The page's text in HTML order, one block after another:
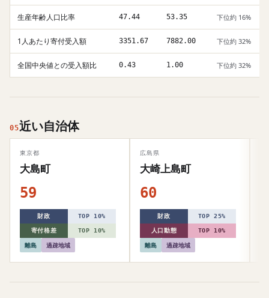
生産年齢人口比率 47.44 53.35 下位約 16%
1人あたり寄付受入額 3351.67 7882.00 下位約 32%
全国中央値との受入額比 0.43 1.00 下位約 32%
05近い自治体
東京都
大島町
59
財政 TOP 10%
寄付格差 TOP 10%
離島 過疎地域
広島県
大崎上島町
60
財政 TOP 25%
人口動態 TOP 10%
離島 過疎地域